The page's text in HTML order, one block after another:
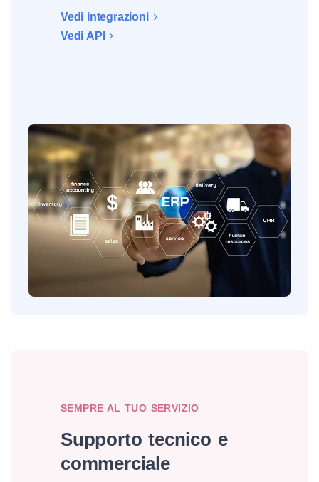
Vedi integrazioni
Vedi API
SEMPRE AL TUO SERVIZIO
Supporto tecnico e
commerciale